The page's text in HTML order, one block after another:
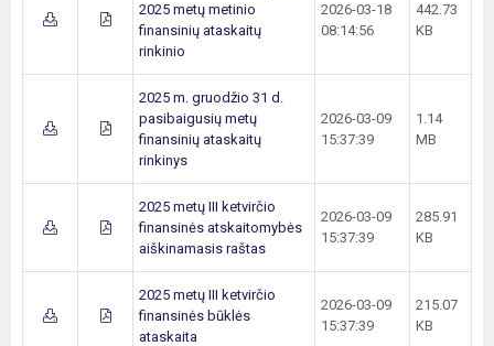
2025 metų metinio
finansinių ataskaitų
rinkinio
2026-03-18
08:14:56
442.73
KB
2025 m. gruodžio 31 d.
pasibaigusių metų
finansinių ataskaitų
rinkinys
2026-03-09
15:37:39
1.14
MB
2025 metų III ketvirčio
finansinės atskaitomybės
aiškinamasis raštas
2026-03-09
15:37:39
285.91
KB
2025 metų III ketvirčio
finansinės būklės
ataskaita
2026-03-09
15:37:39
215.07
KB